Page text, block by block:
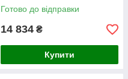
Готово до відправки
14 834 ₴
Купити